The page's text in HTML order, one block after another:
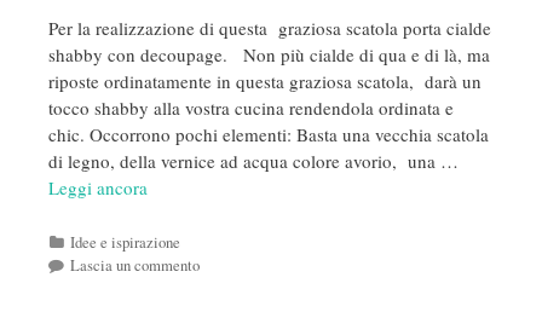
Per la realizzazione di questa graziosa scatola porta cialde
shabby con decoupage. Non più cialde di qua e di là, ma
riposte ordinatamente in questa graziosa scatola, darà un
tocco shabby alla vostra cucina rendendola ordinata e
chic. Occorrono pochi elementi: Basta una vecchia scatola
di legno, della vernice ad acqua colore avorio, una …
Leggi ancora
Categorie
Idee e ispirazione
Lascia un commento